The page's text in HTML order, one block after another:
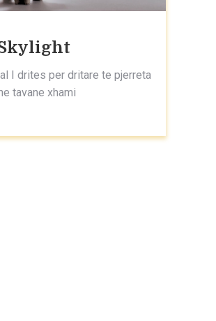
I drites per dritare te pjerreta
tavane xhami